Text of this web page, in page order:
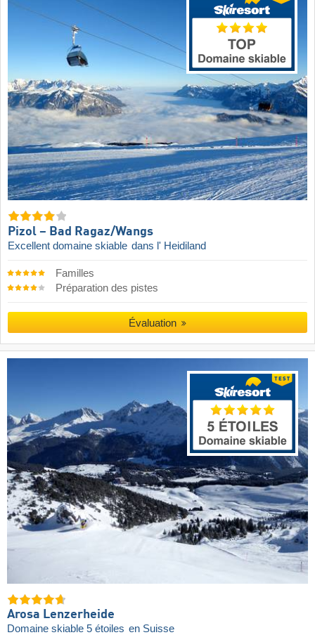
Pizol – Bad Ragaz/​Wangs
Excellent domaine skiable dans l' Heidiland
Familles
Préparation des pistes
Évaluation
Arosa Lenzerheide
Domaine skiable 5 étoiles en Suisse